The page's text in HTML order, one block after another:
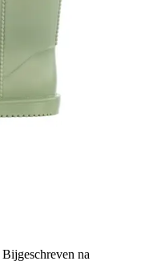
Bijgeschreven na